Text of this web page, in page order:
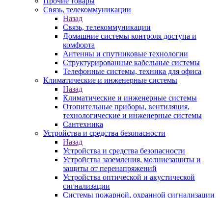
Связь, телекоммуникации
Назад
Связь, телекоммуникации
Домашние системы контроля доступа и
комфорта
Антенны и спутниковые технологии
Структурированные кабельные системы
Телефонные системы, техника для офиса
Климатические и инженерные системы
Назад
Климатические и инженерные системы
Отопительные приборы, вентиляция,
технологические и инженерные системы
Сантехника
Устройства и средства безопасности
Назад
Устройства и средства безопасности
Устройства заземления, молниезащиты и
защиты от перенапряжений
Устройства оптической и акустической
сигнализации
Системы пожарной, охранной сигнализации